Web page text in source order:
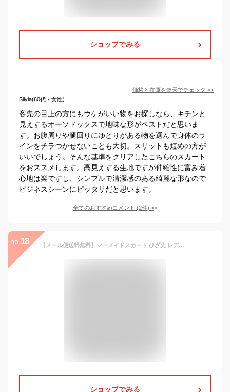
ショップでみる
価格と在庫を楽天でチェック >>
Silvia(60代・女性)
客先の目上の方にもウケがいい物をお探しなら、キチンと
見えするオーソドックスで地味な形がベストだと思いま
す。お腹周りや腿回りにゆとりがある物を選んで身体のラ
インをチラつかせないことも大切。スリットも短めの方が
いいでしょう。そんな基準をクリアしたこちらのスカート
をおススメします。高見えする生地ですが伸縮性に富み着
心地は楽ですし、シンプルで清潔感のある綺麗な形なので
ビジネスシーンにピッタリだと思います。
全てのおすすめコメント (2件) >
no. 18 【メール便送料無料】マーメイドスカート ひざ丈 レディース 秋 冬 秋冬 黒 白 スカート マーメードスカート ミモレスカート お呼ばれ 総レース タイトスカート キレイめ ミディアムスカート カジュアル ホワイト ブラック オフィス 大人 20代 30代 40代 OL ママ 母 あす楽
ショップでみる